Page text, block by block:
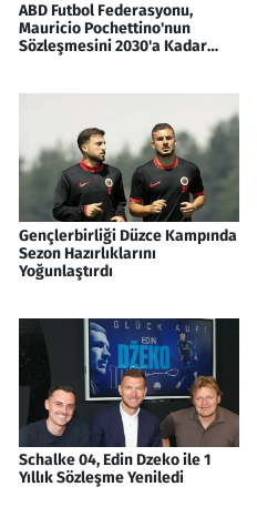
ABD Futbol Federasyonu,
Mauricio Pochettino'nun
Sözleşmesini 2030'a Kadar
Gençlerbirliği Düzce Kampında
Sezon Hazırlıklarını
Yoğunlaştırdı
Schalke 04, Edin Dzeko ile 1
Yıllık Sözleşme Yeniledi